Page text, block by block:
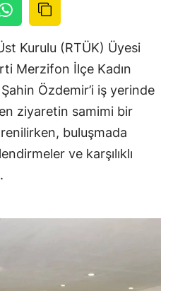
Kurulu (RTÜK) Üyesi
Merzifon İlçe Kadın
Özdemir’i iş yerinde
ziyaretin samimi bir
buluşmada
ve karşılıklı